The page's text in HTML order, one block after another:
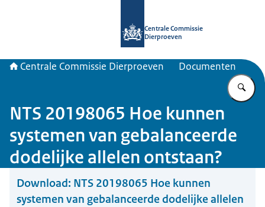
Centrale Commissie
Dierproeven
Centrale Commissie Dierproeven Documenten
NTS 20198065 Hoe kunnen
systemen van gebalanceerde
dodelijke allelen ontstaan?
Download: NTS 20198065 Hoe kunnen
systemen van gebalanceerde dodelijke allelen